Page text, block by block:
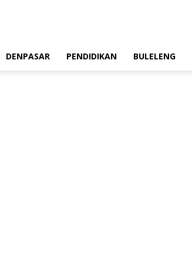
DENPASAR PENDIDIKAN BULELENG